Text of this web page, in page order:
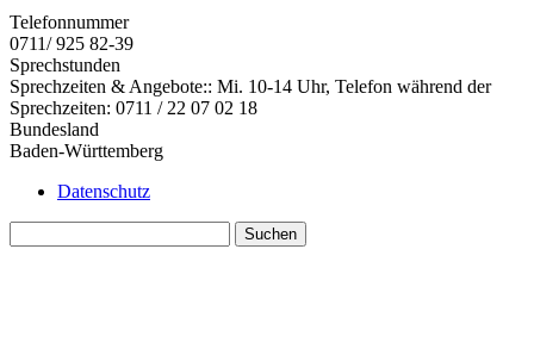
Telefonnummer
0711/ 925 82-39
Sprechstunden
Sprechzeiten & Angebote:: Mi. 10-14 Uhr, Telefon während der
Sprechzeiten: 0711 / 22 07 02 18
Bundesland
Baden-Württemberg
Datenschutz